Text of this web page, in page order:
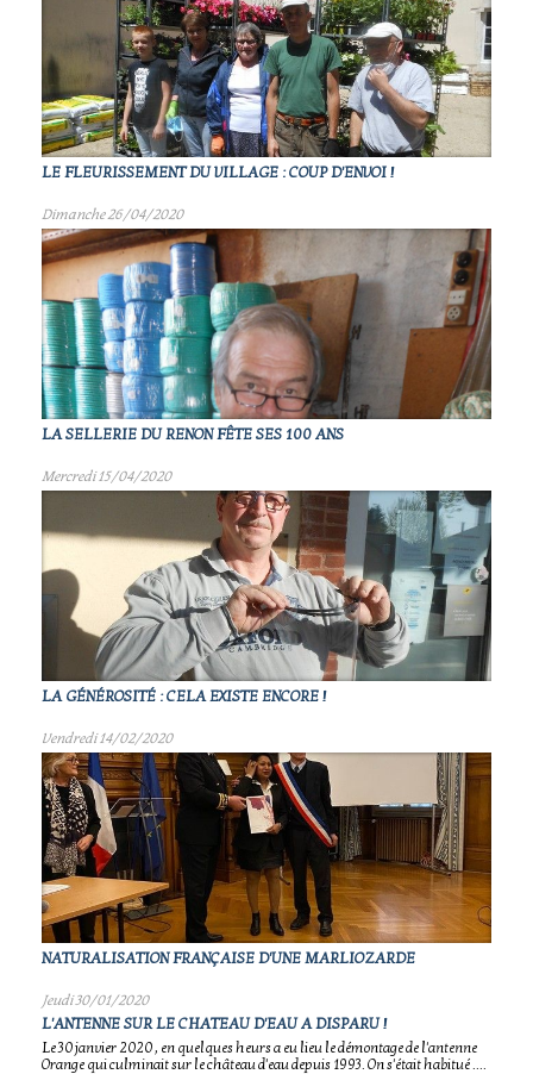
LE FLEURISSEMENT DU VILLAGE : COUP D'ENVOI !
Dimanche 26/04/2020
LA SELLERIE DU RENON FÊTE SES 100 ANS
Mercredi 15/04/2020
LA GÉNÉROSITÉ : CELA EXISTE ENCORE !
Vendredi 14/02/2020
NATURALISATION FRANÇAISE D'UNE MARLIOZARDE
Jeudi 30/01/2020
L'ANTENNE SUR LE CHATEAU D'EAU A DISPARU !
Le 30 janvier 2020 , en quelques heurs a eu lieu le démontage de l'antenne
Orange qui culminait sur le château d'eau depuis 1993. On s'était habitué ....